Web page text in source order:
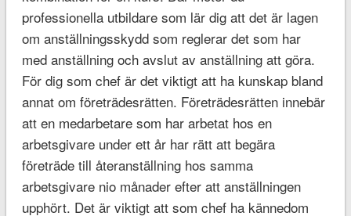
professionella utbildare som lär dig att det är lagen
om anställningsskydd som reglerar det som har
med anställning och avslut av anställning att göra.
För dig som chef är det viktigt att ha kunskap bland
annat om företrädesrätten. Företrädesrätten innebär
att en medarbetare som har arbetat hos en
arbetsgivare under ett år har rätt att begära
företräde till återanställning hos samma
arbetsgivare nio månader efter att anställningen
upphört. Det är viktigt att som chef ha kännedom